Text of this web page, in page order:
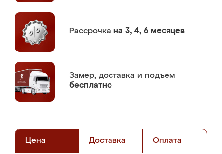
Рассрочка на 3, 4, 6 месяцев
Замер, доставка и подъем
бесплатно
Цена Доставка Оплата